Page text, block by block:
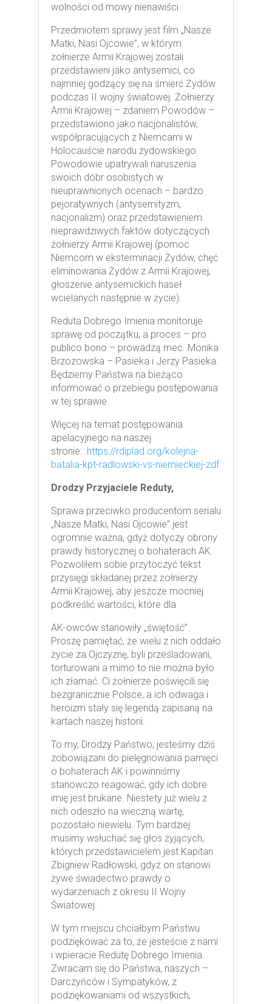
wolności od mowy nienawiści.
Przedmiotem sprawy jest film „Nasze
Matki, Nasi Ojcowie”, w którym
żołnierze Armii Krajowej zostali
przedstawieni jako antysemici, co
najmniej godzący się na śmierć Żydów
podczas II wojny światowej. Żołnierzy
Armii Krajowej – zdaniem Powodów –
przedstawiono jako nacjonalistów,
współpracujących z Niemcami w
Holocauście narodu żydowskiego.
Powodowie upatrywali naruszenia
swoich dóbr osobistych w
nieuprawnionych ocenach – bardzo
pejoratywnych (antysemityzm,
nacjonalizm) oraz przedstawieniem
nieprawdziwych faktów dotyczących
żołnierzy Armii Krajowej (pomoc
Niemcom w eksterminacji Żydów, chęć
eliminowania Żydów z Armii Krajowej,
głoszenie antysemickich haseł
wcielanych następnie w życie).
Reduta Dobrego Imienia monitoruje
sprawę od początku, a proces – pro
publico bono – prowadzą mec. Monika
Brzozowska – Pasieka i Jerzy Pasieka.
Będziemy Państwa na bieżąco
informować o przebiegu postępowania
w tej sprawie.
Więcej na temat postępowania
apelacyjnego na naszej
stronie: https://rdiplad.org/kolejna-
batalia-kpt-radlowski-vs-niemieckiej-zdf
Drodzy Przyjaciele Reduty,
Sprawa przeciwko producentom serialu
„Nasze Matki, Nasi Ojcowie” jest
ogromnie ważna, gdyż dotyczy obrony
prawdy historycznej o bohaterach AK.
Pozwoliłem sobie przytoczyć tekst
przysięgi składanej przez żołnierzy
Armii Krajowej, aby jeszcze mocniej
podkreślić wartości, które dla
AK-owców stanowiły „świętość”.
Proszę pamiętać, że wielu z nich oddało
życie za Ojczyznę, byli prześladowani,
torturowani a mimo to nie można było
ich złamać. Ci żołnierze poświęcili się
bezgranicznie Polsce, a ich odwaga i
heroizm stały się legendą zapisaną na
kartach naszej historii.
To my, Drodzy Państwo, jesteśmy dziś
zobowiązani do pielęgnowania pamięci
o bohaterach AK i powinniśmy
stanowczo reagować, gdy ich dobre
imię jest brukane. Niestety już wielu z
nich odeszło na wieczną wartę,
pozostało niewielu. Tym bardziej
musimy wsłuchać się głos żyjących,
których przedstawicielem jest Kapitan
Zbigniew Radłowski, gdyż on stanowi
żywe świadectwo prawdy o
wydarzeniach z okresu II Wojny
Światowej.
W tym miejscu chciałbym Państwu
podziękować za to, że jesteście z nami
i wpieracie Redutę Dobrego Imienia.
Zwracam się do Państwa, naszych –
Darczyńców i Sympatyków, z
podziękowaniami od wszystkich,